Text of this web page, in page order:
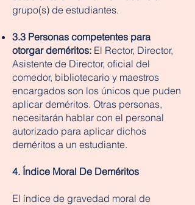
grupo(s) de estudiantes.
3.3 Personas competentes para
otorgar deméritos: El Rector, Director,
Asistente de Director, oficial del
comedor, bibliotecario y maestros
encargados son los únicos que puden
aplicar deméritos. Otras personas,
necesitarán hablar con el personal
autorizado para aplicar dichos
deméritos a un estudiante.
4. Índice Moral De Deméritos
El índice de gravedad moral de